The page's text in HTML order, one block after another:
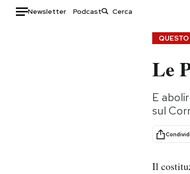
Newsletter Podcast
Consumismi
Storie/Idee
Ok Boomer!
Le
E
sul
Condividi
Il